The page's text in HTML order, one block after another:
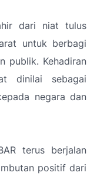
dari niat tulus
untuk berbagi
publik. Kehadiran
dinilai sebagai
negara dan
terus berjalan
positif dari